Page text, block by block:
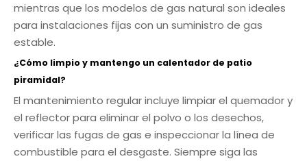
mientras que los modelos de gas natural son ideales
para instalaciones fijas con un suministro de gas
estable.
¿Cómo limpio y mantengo un calentador de patio
piramidal?
El mantenimiento regular incluye limpiar el quemador y
el reflector para eliminar el polvo o los desechos,
verificar las fugas de gas e inspeccionar la línea de
combustible para el desgaste. Siempre siga las